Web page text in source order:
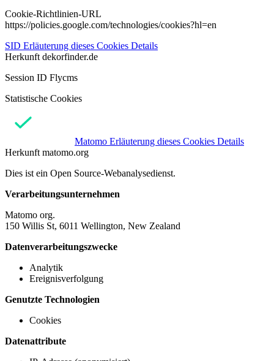
Cookie-Richtlinien-URL
https://policies.google.com/technologies/cookies?hl=en
SID Erläuterung dieses Cookies Details
Herkunft dekorfinder.de
Session ID Flycms
Statistische Cookies
Matomo Erläuterung dieses Cookies Details
Herkunft matomo.org
Dies ist ein Open Source-Webanalysedienst.
Verarbeitungsunternehmen
Matomo org.
150 Willis St, 6011 Wellington, New Zealand
Datenverarbeitungszwecke
Analytik
Ereignisverfolgung
Genutzte Technologien
Cookies
Datenattribute